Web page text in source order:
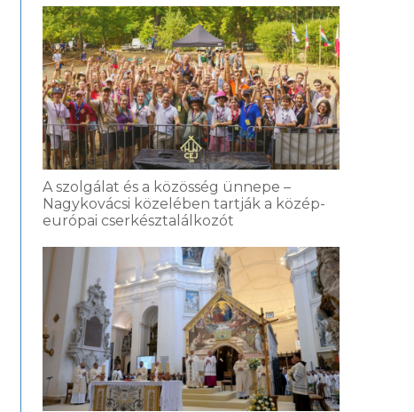
A szolgálat és a közösség ünnepe –
Nagykovácsi közelében tartják a közép-
európai cserkésztalálkozót